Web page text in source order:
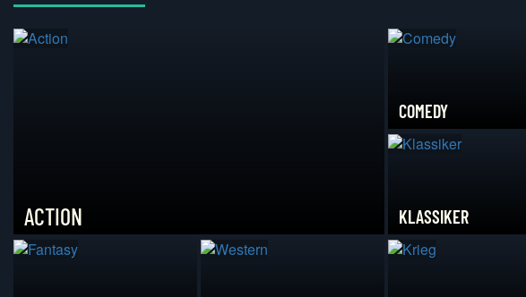
ACTION
COMEDY
KLASSIKER